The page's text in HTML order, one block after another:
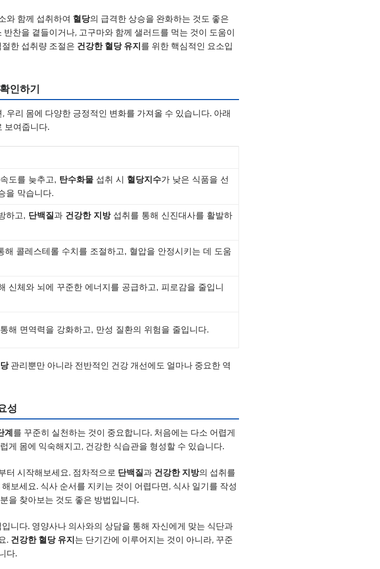
와 함께 섭취하여 혈당의 급격한 상승을 완화하는 것도 좋은
찬을 곁들이거나, 고구마와 함께 샐러드를 먹는 것이 도움이
한 섭취량 조절은 건강한 혈당 유지를 위한 핵심적인 요소입
인하기
우리 몸에 다양한 긍정적인 변화를 가져올 수 있습니다. 아래
보여줍니다.
도를 늦추고, 탄수화물 섭취 시 혈당지수가 낮은 식품을 선
을 막습니다.
하고, 단백질과 건강한 지방섭취를 통해 신진대사를 활발하
해 콜레스테롤 수치를 조절하고, 혈압을 안정시키는 데 도움
신체와 뇌에 꾸준한 에너지를 공급하고, 피로감을 줄입니
해 면역력을 강화하고, 만성 질환의 위험을 줄입니다.
관리뿐만 아니라 전반적인 건강 개선에도 얼마나 중요한 역
성
계를 꾸준히 실천하는 것이 중요합니다. 처음에는 다소 어렵게
게 몸에 익숙해지고, 건강한 식습관을 형성할 수 있습니다.
터 시작해보세요. 점차적으로 단백질과 건강한 지방의 섭취를
보세요. 식사 순서를 지키는 것이 어렵다면, 식사 일기를 작성
을 찾아보는 것도 좋은 방법입니다.
니다. 영양사나 의사와의 상담을 통해 자신에게 맞는 식단과
. 건강한 혈당 유지는 단기간에 이루어지는 것이 아니라, 꾸준
다.